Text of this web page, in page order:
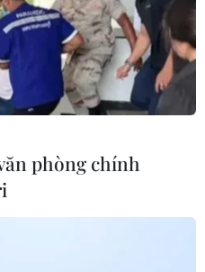
phòng chính